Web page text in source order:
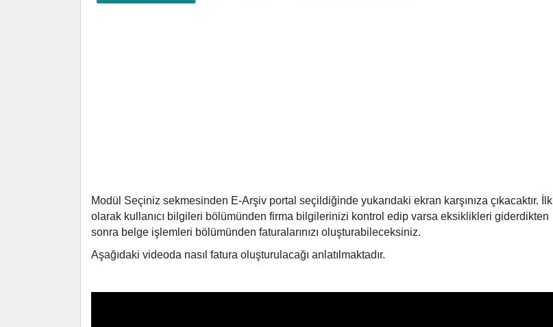
Modül Seçiniz sekmesinden E-Arşiv portal seçildiğinde yukarıdaki ekran karşınıza çıkacaktır. İlk
olarak kullanıcı bilgileri bölümünden firma bilgilerinizi kontrol edip varsa eksiklikleri giderdikten
sonra belge işlemleri bölümünden faturalarınızı oluşturabileceksiniz.
Aşağıdaki videoda nasıl fatura oluşturulacağı anlatılmaktadır.